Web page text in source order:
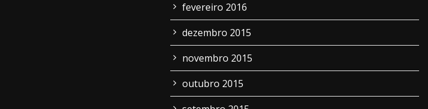
fevereiro 2016
dezembro 2015
novembro 2015
outubro 2015